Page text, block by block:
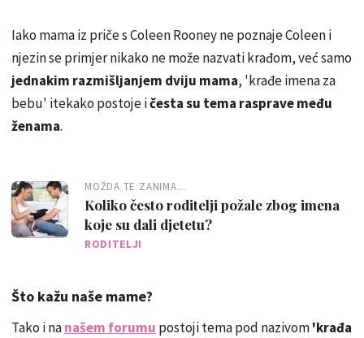
Iako mama iz priče s Coleen Rooney ne poznaje Coleen i
njezin se primjer nikako ne može nazvati krađom, već samo
jednakim razmišljanjem dviju mama, 'krađe imena za
bebu' itekako postoje ičesta su tema rasprave među
ženama.
MOŽDA TE ZANIMA...
Koliko često roditelji požale zbog imena
koje su dali djetetu?
RODITELJI
Što kažu naše mame?
Tako i nanašem forumu postoji tema pod nazivom'krađa